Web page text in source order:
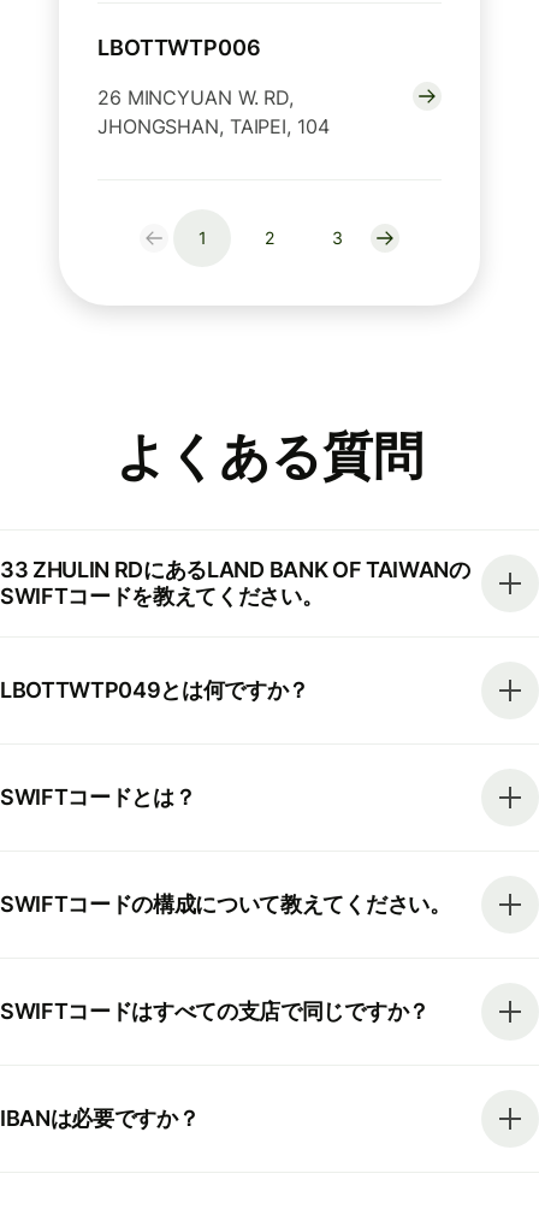
LBOTTWTP006
26 MINCYUAN W. RD,
JHONGSHAN, TAIPEI, 104
1 2 3
よくある質問
33 ZHULIN RDにあるLAND BANK OF TAIWANの
SWIFTコードを教えてください。
LBOTTWTP049とは何ですか？
SWIFTコードとは？
SWIFTコードの構成について教えてください。
SWIFTコードはすべての支店で同じですか？
IBANは必要ですか？